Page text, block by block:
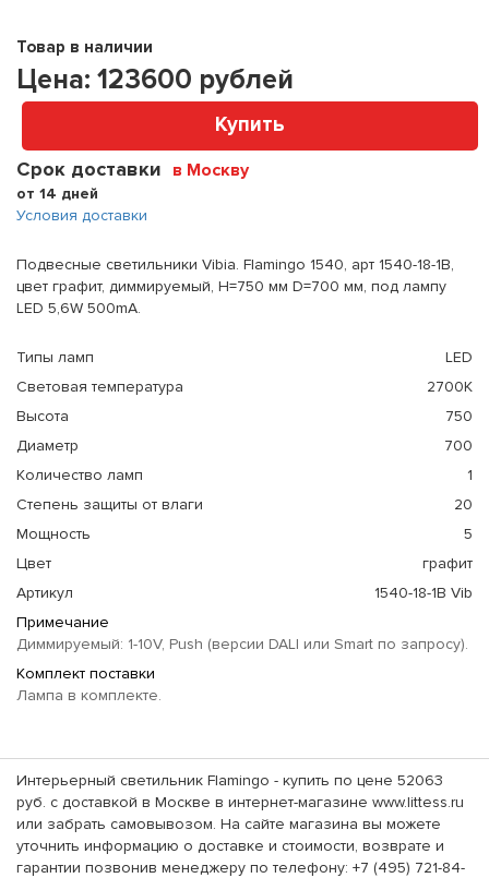
Товар в наличии
Цена: 123600 рублей
Купить
Срок доставки в Москву
от 14 дней
Условия доставки
Подвесные светильники Vibia. Flamingo 1540, арт 1540-18-1B,
цвет графит, диммируемый, H=750 мм D=700 мм, под лампу
LED 5,6W 500mA.
Типы ламп
LED
Световая температура
2700K
Высота
750
Диаметр
700
Количество ламп
1
Степень защиты от влаги
20
Мощность
5
Цвет
графит
Артикул
1540-18-1B Vib
Примечание
Диммируемый: 1-10V, Push (версии DALI или Smart по запросу).
Комплект поставки
Лампа в комплекте.
Интерьерный светильник Flamingo - купить по цене 52063
руб. с доставкой в Москве в интернет-магазине www.littess.ru
или забрать самовывозом. На сайте магазина вы можете
уточнить информацию о доставке и стоимости, возврате и
гарантии позвонив менеджеру по телефону: +7 (495) 721-84-